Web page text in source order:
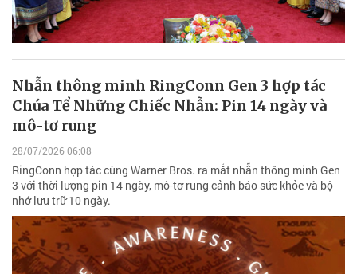
Nhẫn thông minh RingConn Gen 3 hợp tác
Chúa Tể Những Chiếc Nhẫn: Pin 14 ngày và
mô-tơ rung
28/07/2026 06:08
RingConn hợp tác cùng Warner Bros. ra mắt nhẫn thông minh Gen
3 với thời lượng pin 14 ngày, mô-tơ rung cảnh báo sức khỏe và bộ
nhớ lưu trữ 10 ngày.